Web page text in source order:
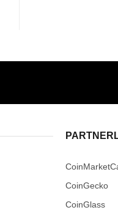
CoinGecko
CoinGlass